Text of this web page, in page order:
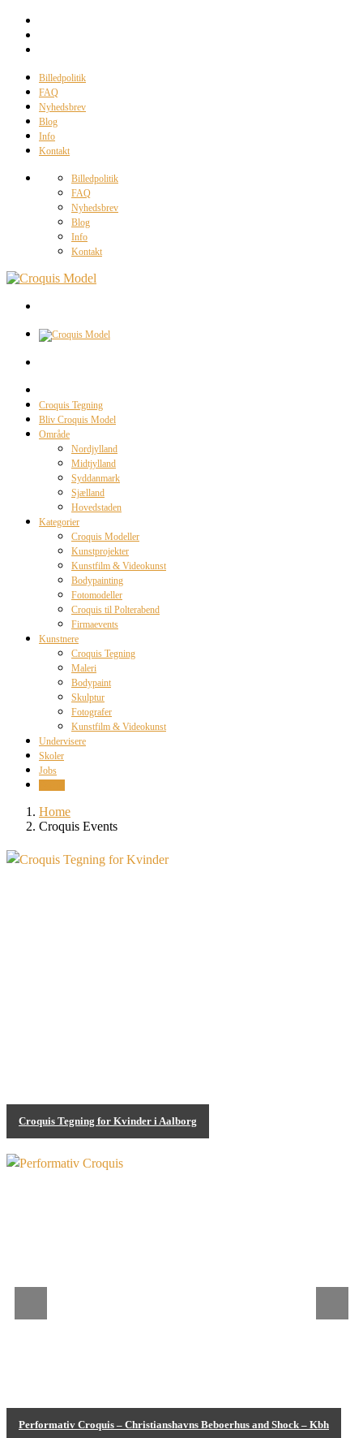
Billedpolitik
FAQ
Nyhedsbrev
Blog
Info
Kontakt
Billedpolitik
FAQ
Nyhedsbrev
Blog
Info
Kontakt
Croquis Tegning
Bliv Croquis Model
Område
Nordjylland
Midtjylland
Syddanmark
Sjælland
Hovedstaden
Kategorier
Croquis Modeller
Kunstprojekter
Kunstfilm & Videokunst
Bodypainting
Fotomodeller
Croquis til Polterabend
Firmaevents
Kunstnere
Croquis Tegning
Maleri
Bodypaint
Skulptur
Fotografer
Kunstfilm & Videokunst
Undervisere
Skoler
Jobs
Home
Croquis Events
Croquis aftener
Croquis Tegning for Kvinder i Aalborg
Performativ Croquis – Christianshavns Beboerhus and Shock – Kbh